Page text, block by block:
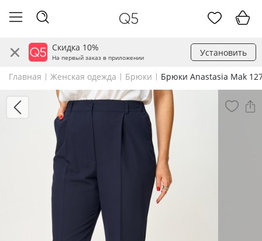
Скидка 10%
На первый заказ в приложении Установить
Главная Женская одежда Брюки Брюки Anastasia Mak